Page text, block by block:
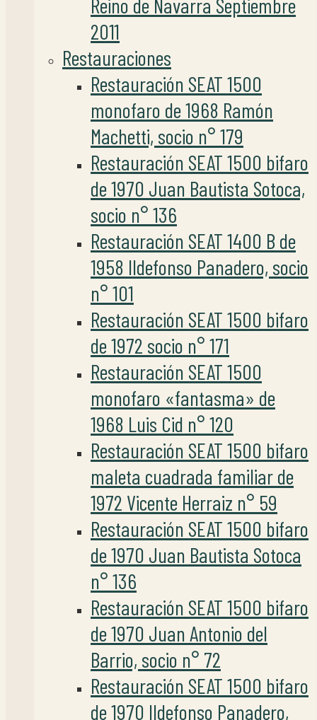
2011
Restauraciones
Restauración SEAT 1500
monofaro de 1968 Ramón
Machetti, socio n° 179
Restauración SEAT 1500 bifaro
de 1970 Juan Bautista Sotoca,
socio n° 136
Restauración SEAT 1400 B de
1958 Ildefonso Panadero, socio
n° 101
Restauración SEAT 1500 bifaro
de 1972 socio n° 171
Restauración SEAT 1500
monofaro «fantasma» de
1968 Luis Cid n° 120
Restauración SEAT 1500 bifaro
maleta cuadrada familiar de
1972 Vicente Herraiz n° 59
Restauración SEAT 1500 bifaro
de 1970 Juan Bautista Sotoca
n° 136
Restauración SEAT 1500 bifaro
de 1970 Juan Antonio del
Barrio, socio n° 72
Restauración SEAT 1500 bifaro
de 1970 Ildefonso Panadero,